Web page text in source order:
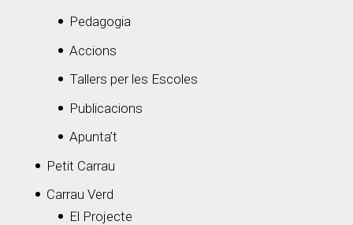
Pedagogia
Accions
Tallers per les Escoles
Publicacions
Apunta’t
Petit Carrau
Carrau Verd
El Projecte